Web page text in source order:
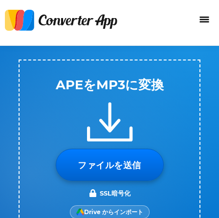
APEをMP3に変換
ファイルを送信
SSL暗号化
Drive からインポート